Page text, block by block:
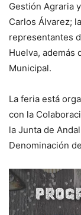
Gestión Agraria
Carlos Álvarez;
representantes
Huelva, además
Municipal.
La feria está
con la
la Junta de
Denominación